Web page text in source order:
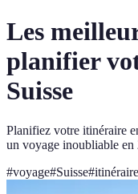
Les
planifier
Suisse
Planifiez votre itinéraire
un voyage inoubliable en
#voyage#Suisse#itinéraire